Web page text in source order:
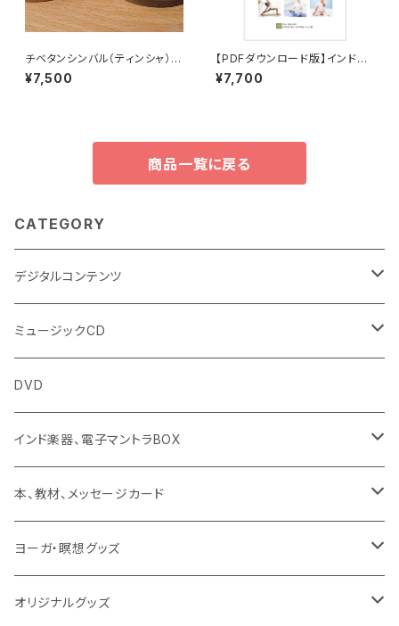
チベタンシンバル（ティンシャ）6.
5cm（Om Mani Padme Hum
の模様）
¥7,500
【PDFダウンロード版】インド政
府AYUSH省プロフェッショナル
ヨーガインストラクター 検定試
¥7,700
商品一覧に戻る
CATEGORY
デジタルコンテンツ
チャンティング（マントラ）
ヨーガスートラ（オーディオ版）
ミュージック
動画
本／資料（PDFデータ）
トウドウ作品
ミュージックCD
イミー・ウーイ
般若心経
マントラ（ヴェーダ）
イミー・ウーイ・メッセージ
ヴェーダプラカーシャ・トウドウ
DVD
インド楽器、電子マントラBOX
タンブーラ（オンデマンド/海外直送）
電子タンブーラ
マントラBOX
本、教材、メッセージカード
本
ヴェーダプラカーシャ・トウドウ著作
ヨーガ・瞑想グッズ
シンギングボール
オリジナルグッズ